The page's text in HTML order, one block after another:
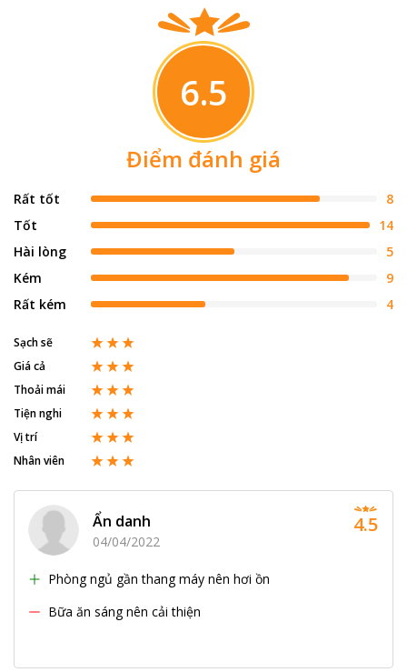
6.5
Điểm đánh giá
Rất tốt
8
Tốt
14
Hài lòng
5
Kém
9
Rất kém
4
Sạch sẽ
Giá cả
Thoải mái
Tiện nghi
Vị trí
Nhân viên
Ẩn danh
04/04/2022
Phòng ngủ gần thang máy nên hơi ồn
Bữa ăn sáng nên cải thiện
4.5